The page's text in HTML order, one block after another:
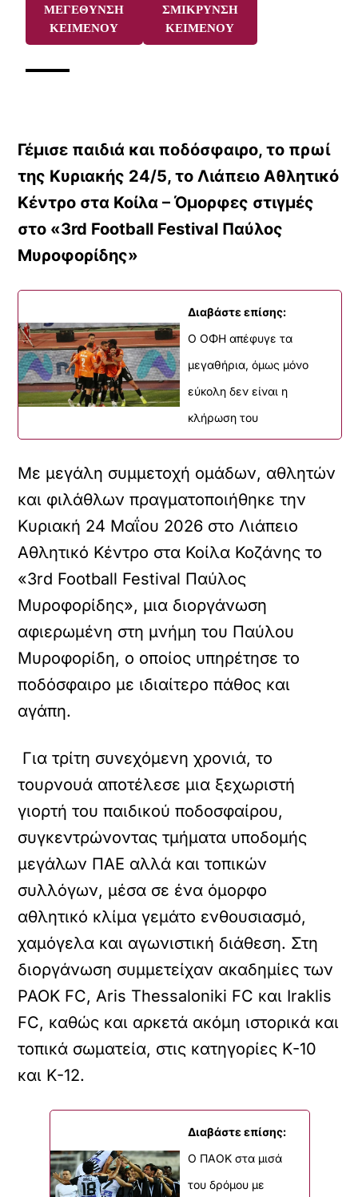
ΜΕΓΕΘΥΝΣΗ
ΚΕΙΜΕΝΟΥ
ΣΜΙΚΡΥΝΣΗ
ΚΕΙΜΕΝΟΥ
Γέμισε παιδιά και ποδόσφαιρο, το πρωί
της Κυριακής 24/5, το Λιάπειο Αθλητικό
Κέντρο στα Κοίλα – Όμορφες στιγμές
στο «3rd Football Festival Παύλος
Μυροφορίδης»
Διαβάστε επίσης:
Ο ΟΦΗ απέφυγε τα
μεγαθήρια, όμως μόνο
εύκολη δεν είναι η
κλήρωση του
Με μεγάλη συμμετοχή ομάδων, αθλητών
και φιλάθλων πραγματοποιήθηκε την
Κυριακή 24 Μαΐου 2026 στο Λιάπειο
Αθλητικό Κέντρο στα Κοίλα Κοζάνης το
«3rd Football Festival Παύλος
Μυροφορίδης», μια διοργάνωση
αφιερωμένη στη μνήμη του Παύλου
Μυροφορίδη, ο οποίος υπηρέτησε το
ποδόσφαιρο με ιδιαίτερο πάθος και
αγάπη.
Για τρίτη συνεχόμενη χρονιά, το
τουρνουά αποτέλεσε μια ξεχωριστή
γιορτή του παιδικού ποδοσφαίρου,
συγκεντρώνοντας τμήματα υποδομής
μεγάλων ΠΑΕ αλλά και τοπικών
συλλόγων, μέσα σε ένα όμορφο
αθλητικό κλίμα γεμάτο ενθουσιασμό,
χαμόγελα και αγωνιστική διάθεση. Στη
διοργάνωση συμμετείχαν ακαδημίες των
PAOK FC, Aris Thessaloniki FC και Iraklis
FC, καθώς και αρκετά ακόμη ιστορικά και
τοπικά σωματεία, στις κατηγορίες Κ-10
και Κ-12.
Διαβάστε επίσης:
Ο ΠΑΟΚ στα μισά
του δρόμου με